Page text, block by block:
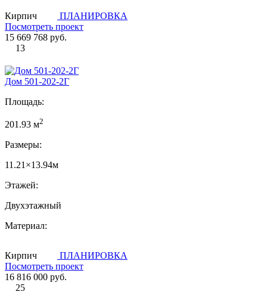
Кирпич
ПЛАНИРОВКА
Посмотреть проект
15 669 768 руб.
13
Дом 501-202-2Г
Площадь:
201.93 м2
Размеры:
11.21×13.94м
Этажей:
Двухэтажный
Материал:
Кирпич
ПЛАНИРОВКА
Посмотреть проект
16 816 000 руб.
25